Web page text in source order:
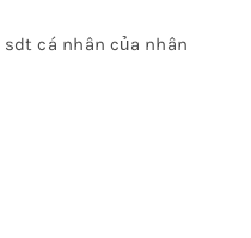
cá nhân của nhân